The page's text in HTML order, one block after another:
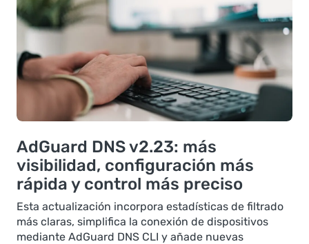
AdGuard DNS v2.23: más
visibilidad, configuración más
rápida y control más preciso
Esta actualización incorpora estadísticas de filtrado
más claras, simplifica la conexión de dispositivos
mediante AdGuard DNS CLI y añade nuevas